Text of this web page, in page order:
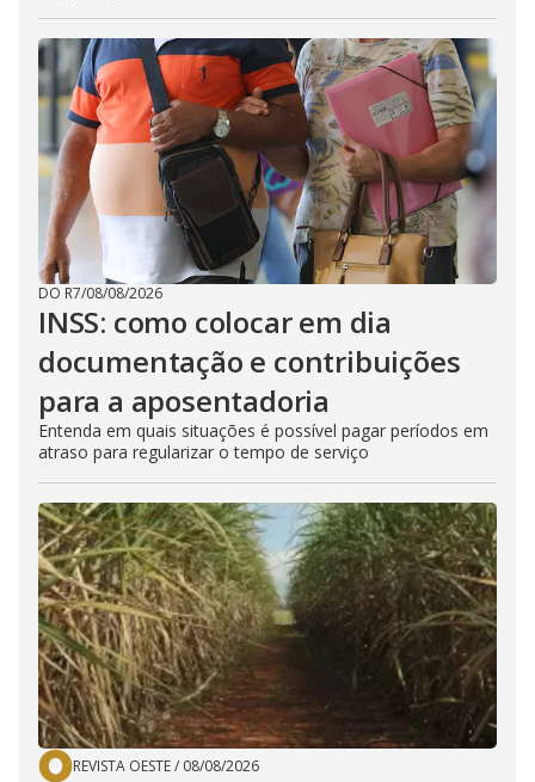
DO R7/08/08/2026
INSS: como colocar em dia
documentação e contribuições
para a aposentadoria
Entenda em quais situações é possível pagar períodos em
atraso para regularizar o tempo de serviço
REVISTA OESTE/ 08/08/2026